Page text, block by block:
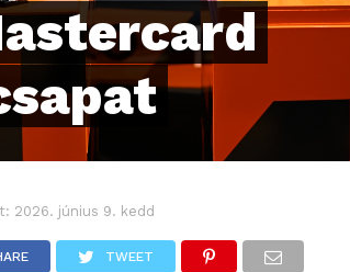
2026. június 9. kedd
TWEET